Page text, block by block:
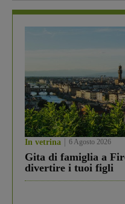
In vetrina 6 Agosto 2026
Gita di famiglia a
divertire i tuoi figli